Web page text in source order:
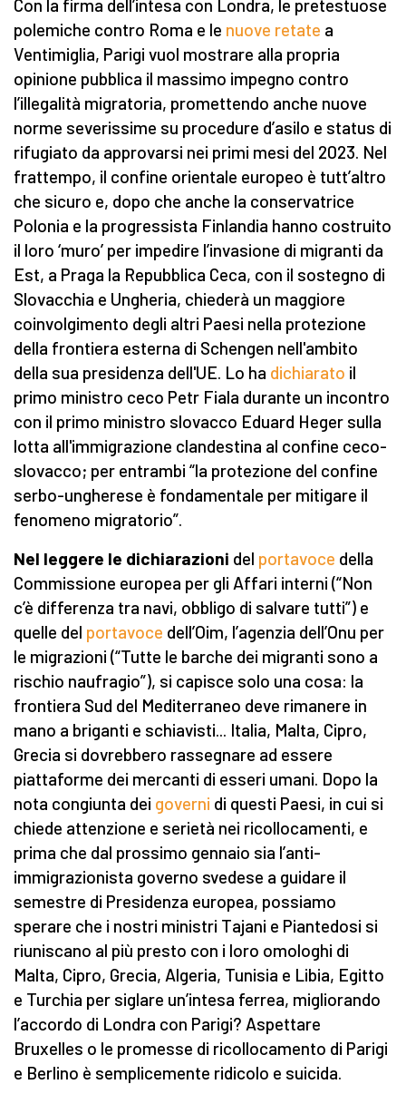
Con la firma dell’intesa con Londra, le pretestuose
polemiche contro Roma e le nuove retate a
Ventimiglia, Parigi vuol mostrare alla propria
opinione pubblica il massimo impegno contro
l’illegalità migratoria, promettendo anche nuove
norme severissime su procedure d’asilo e status di
rifugiato da approvarsi nei primi mesi del 2023. Nel
frattempo, il confine orientale europeo è tutt’altro
che sicuro e, dopo che anche la conservatrice
Polonia e la progressista Finlandia hanno costruito
il loro ‘muro’ per impedire l’invasione di migranti da
Est, a Praga la Repubblica Ceca, con il sostegno di
Slovacchia e Ungheria, chiederà un maggiore
coinvolgimento degli altri Paesi nella protezione
della frontiera esterna di Schengen nell'ambito
della sua presidenza dell'UE. Lo ha dichiarato il
primo ministro ceco Petr Fiala durante un incontro
con il primo ministro slovacco Eduard Heger sulla
lotta all'immigrazione clandestina al confine ceco-
slovacco; per entrambi “la protezione del confine
serbo-ungherese è fondamentale per mitigare il
fenomeno migratorio”.
Nel leggere le dichiarazioni del portavoce della
Commissione europea per gli Affari interni (“Non
c’è differenza tra navi, obbligo di salvare tutti”) e
quelle del portavoce dell’Oim, l’agenzia dell’Onu per
le migrazioni (“Tutte le barche dei migranti sono a
rischio naufragio”), si capisce solo una cosa: la
frontiera Sud del Mediterraneo deve rimanere in
mano a briganti e schiavisti... Italia, Malta, Cipro,
Grecia si dovrebbero rassegnare ad essere
piattaforme dei mercanti di esseri umani. Dopo la
nota congiunta dei governi di questi Paesi, in cui si
chiede attenzione e serietà nei ricollocamenti, e
prima che dal prossimo gennaio sia l’anti-
immigrazionista governo svedese a guidare il
semestre di Presidenza europea, possiamo
sperare che i nostri ministri Tajani e Piantedosi si
riuniscano al più presto con i loro omologhi di
Malta, Cipro, Grecia, Algeria, Tunisia e Libia, Egitto
e Turchia per siglare un’intesa ferrea, migliorando
l’accordo di Londra con Parigi? Aspettare
Bruxelles o le promesse di ricollocamento di Parigi
e Berlino è semplicemente ridicolo e suicida.